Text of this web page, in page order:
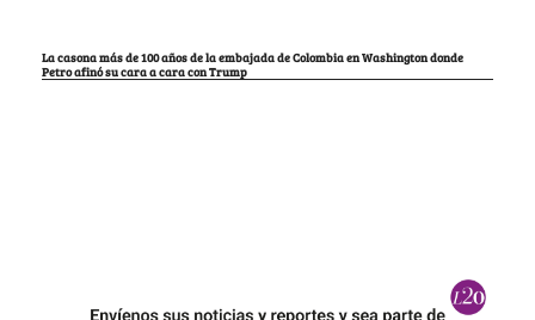
La casona más de 100 años de la embajada de Colombia en Washington donde
Petro afinó su cara a cara con Trump